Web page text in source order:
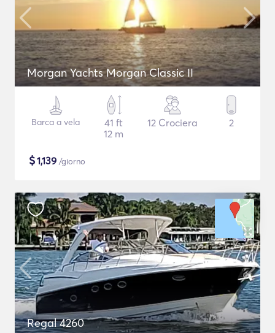
Morgan Yachts Morgan Classic II
Barca a vela
41 ft
12 m
12 Crociera 2
$1,139 /giorno
Regal 4260